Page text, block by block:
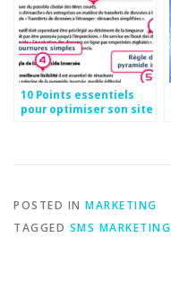
10 Points essentiels
pour optimiser son site
POSTED IN MARKETING
TAGGED SMS MARKETING